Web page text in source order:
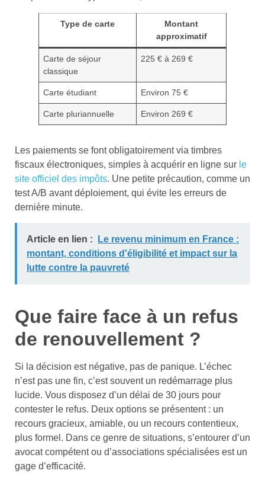
Type de carte
Montant
approximatif
Carte de séjour
classique
225 € à 269 €
Carte étudiant Environ 75 €
Carte pluriannuelle Environ 269 €
Les paiements se font obligatoirement via timbres
fiscaux électroniques, simples à acquérir en ligne sur le
site officiel des impôts. Une petite précaution, comme un
test A/B avant déploiement, qui évite les erreurs de
dernière minute.
Article en lien :
Le revenu minimum en France :
montant, conditions d'éligibilité et impact sur la
lutte contre la pauvreté
Que faire face à un refus
de renouvellement ?
Si la décision est négative, pas de panique. L’échec
n’est pas une fin, c’est souvent un redémarrage plus
lucide. Vous disposez d’un délai de 30 jours pour
contester le refus. Deux options se présentent : un
recours gracieux, amiable, ou un recours contentieux,
plus formel. Dans ce genre de situations, s’entourer d’un
avocat compétent ou d’associations spécialisées est un
gage d’efficacité.